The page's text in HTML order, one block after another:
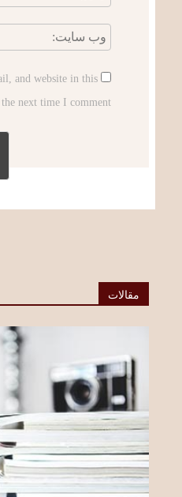
and website in this
next time I comment.
مقالات